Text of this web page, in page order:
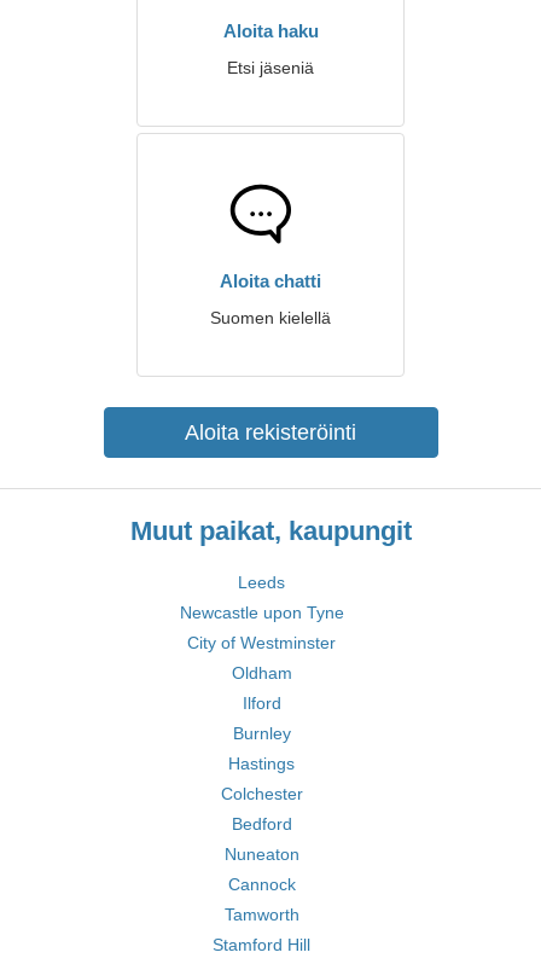
Aloita haku
Etsi jäseniä
Aloita chatti
Suomen kielellä
Aloita rekisteröinti
Muut paikat, kaupungit
Leeds
Newcastle upon Tyne
City of Westminster
Oldham
Ilford
Burnley
Hastings
Colchester
Bedford
Nuneaton
Cannock
Tamworth
Stamford Hill